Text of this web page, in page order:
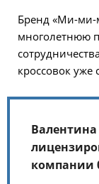
Бренд «Ми-ми-
многолетнюю
кроссовок уже
компании